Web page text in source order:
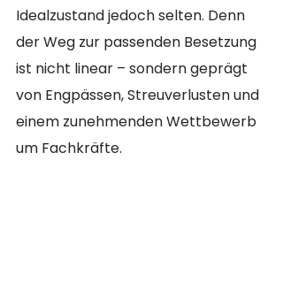
Idealzustand jedoch selten. Denn
der Weg zur passenden Besetzung
ist nicht linear – sondern geprägt
von Engpässen, Streuverlusten und
einem zunehmenden Wettbewerb
um Fachkräfte.